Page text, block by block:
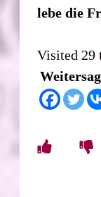
lebe die
Visited 29